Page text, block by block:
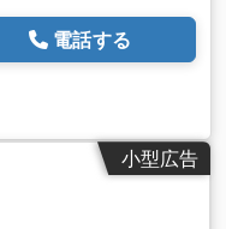
電話する
小型広告